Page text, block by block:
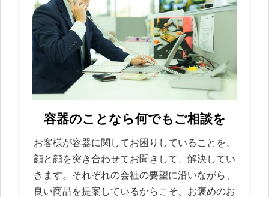
容器のことなら何でもご相談を
お客様が容器に関してお困りしていることを、
顔と顔を突き合わせてお聞きして、解決してい
きます。それぞれの会社の要望に沿いながら、
良い商品を提案しているからこそ、お褒めのお